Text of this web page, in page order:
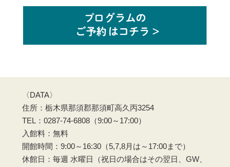
〈DATA〉
住所：栃木県那須郡那須町高久丙3254
TEL：0287-74-6808（9:00～17:00）
入館料：無料
開館時間：9:00～16:30（5,7,8月は～17:00まで）
休館日：毎週 水曜日（祝日の場合はその翌日、GW、